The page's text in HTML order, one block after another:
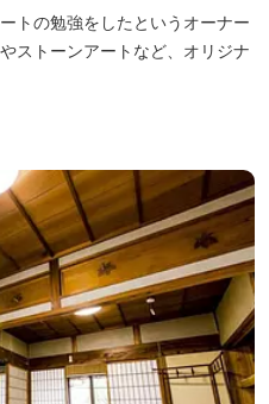
トの勉強をしたというオーナー
ストーンアートなど、オリジナ